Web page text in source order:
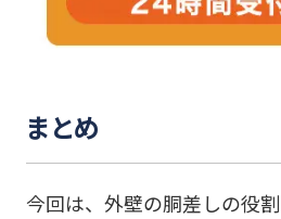
まとめ
今回は、外壁の胴差しの役